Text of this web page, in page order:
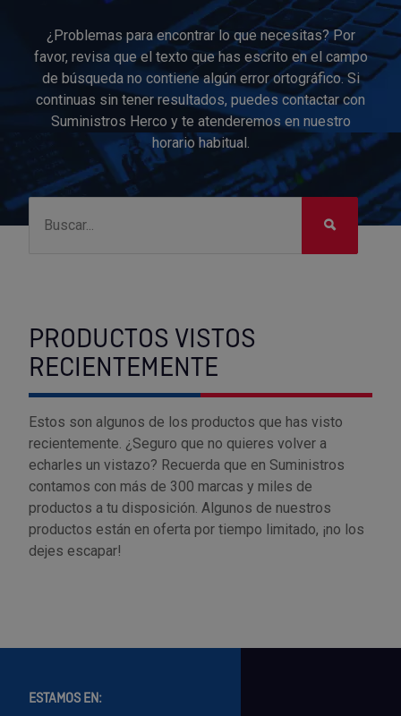
¿Problemas para encontrar lo que necesitas? Por
favor, revisa que el texto que has escrito en el campo
de búsqueda no contiene algún error ortográfico. Si
continuas sin tener resultados, puedes contactar con
Suministros Herco y te atenderemos en nuestro
horario habitual.
PRODUCTOS VISTOS
RECIENTEMENTE
Estos son algunos de los productos que has visto
recientemente. ¿Seguro que no quieres volver a
echarles un vistazo? Recuerda que en Suministros
contamos con más de 300 marcas y miles de
productos a tu disposición. Algunos de nuestros
productos están en oferta por tiempo limitado, ¡no los
dejes escapar!
ESTAMOS EN: